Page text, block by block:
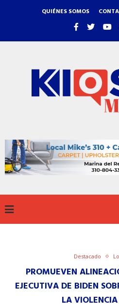
QUIÉNES SOMOS
Destacado
PROMUEVEN
EJECUTIVA DE BIDEN
LA